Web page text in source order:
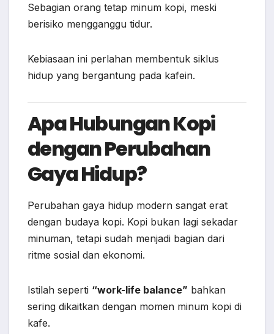
Sebagian orang tetap minum kopi, meski
berisiko mengganggu tidur.
Kebiasaan ini perlahan membentuk siklus
hidup yang bergantung pada kafein.
Apa Hubungan Kopi
dengan Perubahan
Gaya Hidup?
Perubahan gaya hidup modern sangat erat
dengan budaya kopi. Kopi bukan lagi sekadar
minuman, tetapi sudah menjadi bagian dari
ritme sosial dan ekonomi.
Istilah seperti “work-life balance” bahkan
sering dikaitkan dengan momen minum kopi di
kafe.